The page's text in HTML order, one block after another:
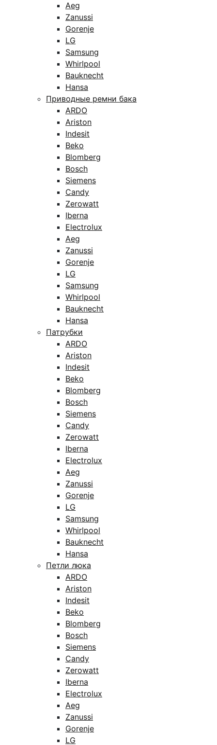
Aeg
Zanussi
Gorenje
LG
Samsung
Whirlpool
Bauknecht
Hansa
Приводные ремни бака
ARDO
Ariston
Indesit
Beko
Blomberg
Bosch
Siemens
Candy
Zerowatt
Iberna
Electrolux
Aeg
Zanussi
Gorenje
LG
Samsung
Whirlpool
Bauknecht
Hansa
Патрубки
ARDO
Ariston
Indesit
Beko
Blomberg
Bosch
Siemens
Candy
Zerowatt
Iberna
Electrolux
Aeg
Zanussi
Gorenje
LG
Samsung
Whirlpool
Bauknecht
Hansa
Петли люка
ARDO
Ariston
Indesit
Beko
Blomberg
Bosch
Siemens
Candy
Zerowatt
Iberna
Electrolux
Aeg
Zanussi
Gorenje
LG